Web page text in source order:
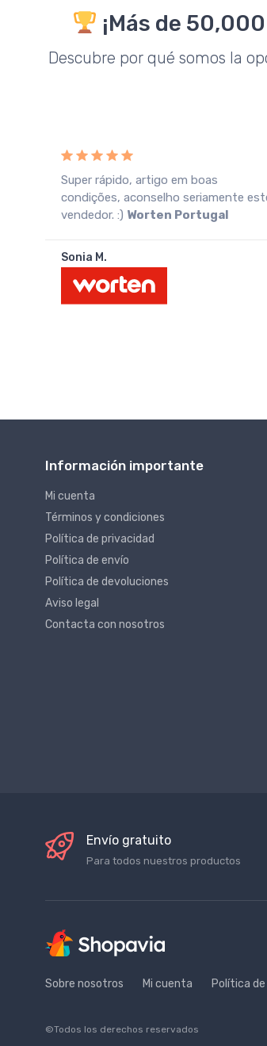
¡Más de
Descubre por qué somos la
Super rápido, artigo em boas
condições, aconselho seriamente
vendedor. :) Worten Portugal
Sonia M.
Información importante
Mi cuenta
Términos y condiciones
Política de privacidad
Política de envío
Política de devoluciones
Aviso legal
Contacta con nosotros
Envío gratuito
Para todos nuestros productos
Sobre nosotros Mi cuenta Política
©Todos los derechos reservados